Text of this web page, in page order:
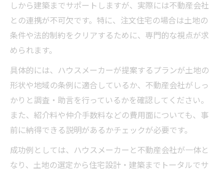
しから建築までサポートしますが、実際には不動産会社
との連携が不可欠です。特に、注文住宅の場合は土地の
条件や法的制約をクリアするために、専門的な視点が求
められます。
具体的には、ハウスメーカーが提案するプランが土地の
形状や地域の条例に適合しているか、不動産会社がしっ
かりと調査・助言を行っているかを確認してください。
また、紹介料や仲介手数料などの費用面についても、事
前に納得できる説明があるかチェックが必要です。
成功例としては、ハウスメーカーと不動産会社が一体と
なり、土地の選定から住宅設計・建築までトータルでサ